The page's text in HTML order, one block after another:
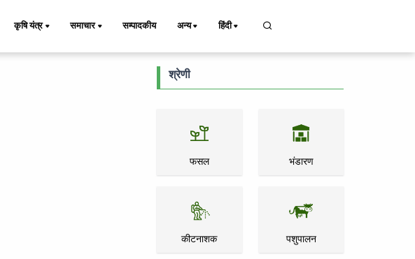
कृषि यंत्र समाचार सम्पादकीय अन्य हिंदी
श्रेणी
फसल भंडारण
कीटनाशक पशुपालन